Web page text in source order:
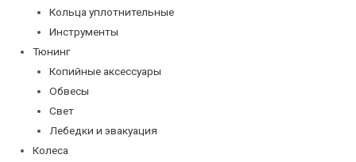
Кольца уплотнительные
Инструменты
Тюнинг
Копийные аксессуары
Обвесы
Свет
Лебедки и эвакуация
Колеса